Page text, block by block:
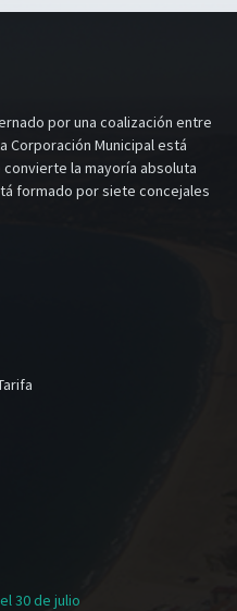
por una coalización entre
Corporación Municipal está
la mayoría absoluta
formado por siete concejales
30 de julio